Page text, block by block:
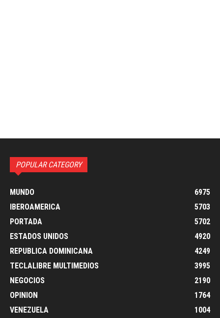
POPULAR CATEGORY
MUNDO
6975
IBEROAMERICA
5703
PORTADA
5702
ESTADOS UNIDOS
4920
REPUBLICA DOMINICANA
4249
TECLALIBRE MULTIMEDIOS
3995
NEGOCIOS
2190
OPINION
1764
VENEZUELA
1004